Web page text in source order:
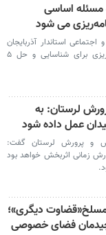
مقابلی: برای حل ۵ مسئله اساسی
می شود
استاندار آذربایجان
غربی بر ضرورت برنامه‌ریزی برای شناسایی و حل ۵
لرستان: به
عمل داده شود
و پرورش لرستان گفت:
زمانی اثربخش خواهد بود
دیگری»؛
چیدمان فضای خصوصی